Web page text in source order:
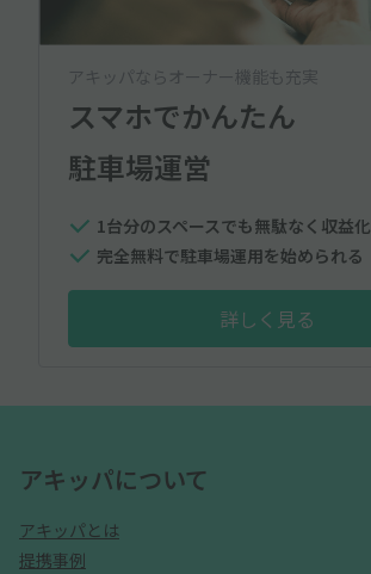
アキッパならオーナー機能も充実
スマホでかんたん
駐車場運営
1台分のスペースでも無駄なく収益化
完全無料で駐車場運用を始められる
詳しく見る
アキッパについて
アキッパとは
提携事例